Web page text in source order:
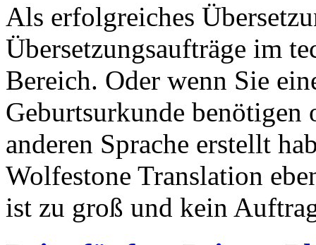
Als erfolgreiches
Übersetzungsaufträge im
Bereich. Oder wenn Sie
Geburtsurkunde
anderen Sprache erstellt
Wolfestone Translation
ist zu groß und kein